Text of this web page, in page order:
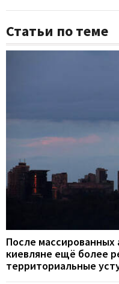
Статьи по теме
После
киевляне ещё более
территориальные